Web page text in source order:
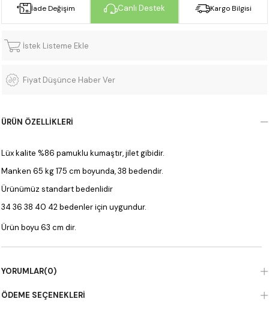
İade Değişim Canlı Destek Kargo Bilgisi
İstek Listeme Ekle
Fiyat Düşünce Haber Ver
ÜRÜN ÖZELLIKLERI
Lüx kalite %86 pamuklu kumaştır, jilet gibidir.
Manken 65 kg 175 cm boyunda, 38 bedendir.
Ürünümüz standart bedenlidir
34 36 38 40 42 bedenler için uygundur.
Ürün boyu 63 cm dir.
YORUMLAR(0)
ÖDEME SEÇENEKLERI